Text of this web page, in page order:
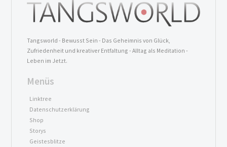
Tangsworld - Bewusst Sein - Das Geheimnis von Glück,
Zufriedenheit und kreativer Entfaltung - Alltag als Meditation -
Leben im Jetzt.
Menüs
Linktree
Datenschutzerklärung
Shop
Storys
Geistesblitze